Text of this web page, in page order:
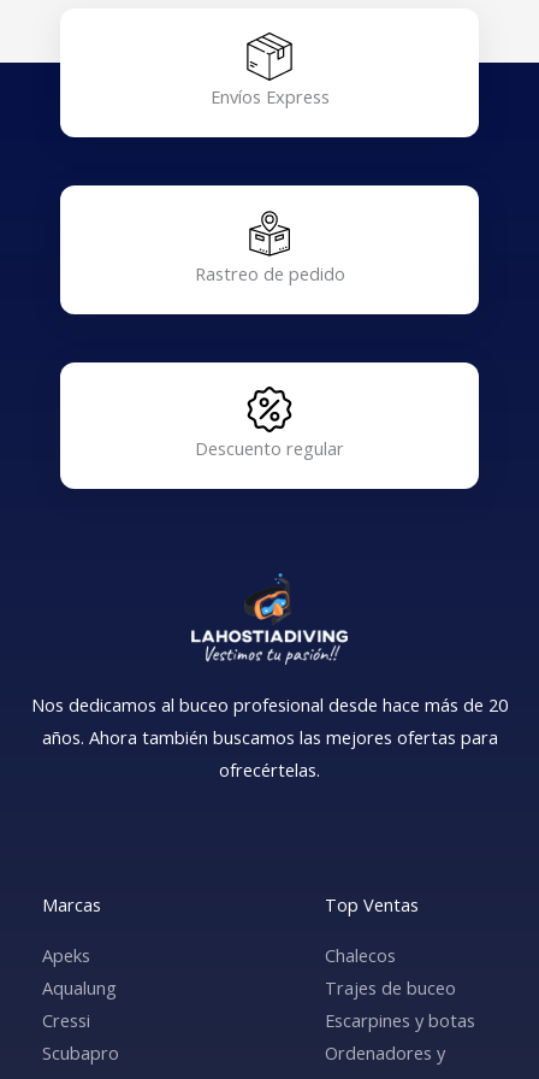
Envíos Express
Rastreo de pedido
Descuento regular
Nos dedicamos al buceo profesional desde hace más de 20
años. Ahora también buscamos las mejores ofertas para
ofrecértelas.
Marcas
Apeks
Aqualung
Cressi
Scubapro
Top Ventas
Chalecos
Trajes de buceo
Escarpines y botas
Ordenadores y